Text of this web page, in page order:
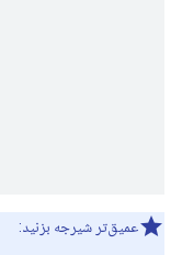
عمیق‌تر شیرجه بزنید: